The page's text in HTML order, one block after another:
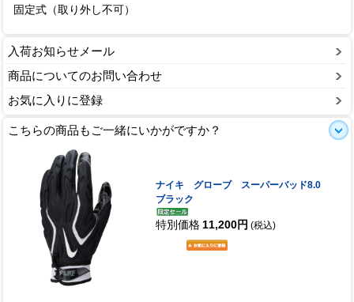
固定式（取り外し不可）
入荷お知らせメール
商品についてのお問い合わせ
お気に入りに登録
こちらの商品もご一緒にいかがですか？
ナイキ グローブ スーパーバッド8.0
ブラック
特別価格 11,200円 (税込)